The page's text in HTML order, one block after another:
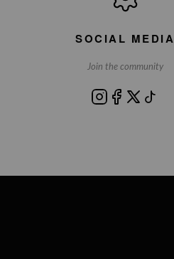
SOCIAL MEDIA
Join the community